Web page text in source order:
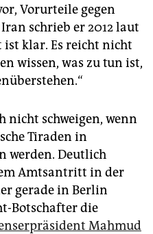
Vorurteile gegen
schrieb er 2012 laut
ist klar. Es reicht nicht
wissen, was zu tun ist,
nicht schweigen, wenn
Tiraden in
werden. Deutlich
Amtsantritt in der
gerade in Berlin
Botschafter die
Mahmud